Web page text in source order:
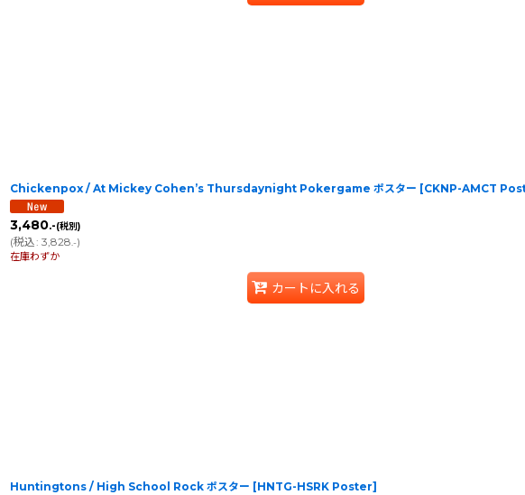
Chickenpox / At Mickey Cohen’s Thursdaynight Pokergame ポスター [CKNP-AMCT
3,480.-(税別)
(税込: 3,828 .-)
在庫わずか
カートに入れる
Huntingtons / High School Rock ポスター [HNTG-HSRK Poster]